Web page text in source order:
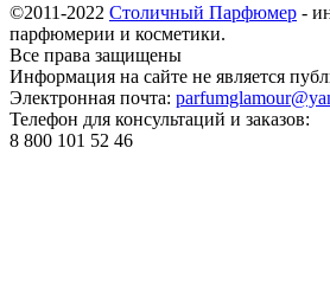
©2011-2022 Столичный Парфюмер -
парфюмерии и косметики.
Все права защищены
Информация на сайте не является
Электронная почта:
Телефон для консультаций и заказов:
8 800 101 52 46